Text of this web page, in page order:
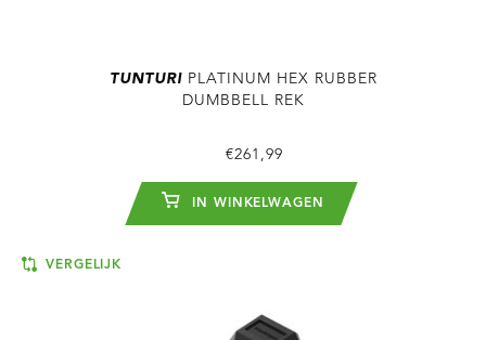
TUNTURIPLATINUM HEX RUBBER
DUMBBELL REK
€261,99
IN WINKELWAGEN
VERGELIJK